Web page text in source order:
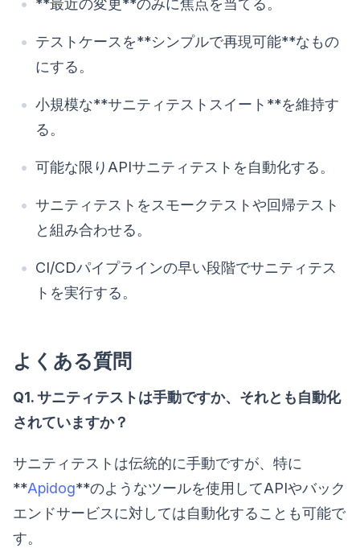
**最近の変更**のみに焦点を当てる。
テストケースを**シンプルで再現可能**なもの
にする。
小規模な**サニティテストスイート**を維持す
る。
可能な限りAPIサニティテストを自動化する。
サニティテストをスモークテストや回帰テスト
と組み合わせる。
CI/CDパイプラインの早い段階でサニティテス
トを実行する。
よくある質問
Q1. サニティテストは手動ですか、それとも自動化
されていますか？
サニティテストは伝統的に手動ですが、特に
**Apidog**のようなツールを使用してAPIやバック
エンドサービスに対しては自動化することも可能で
す。